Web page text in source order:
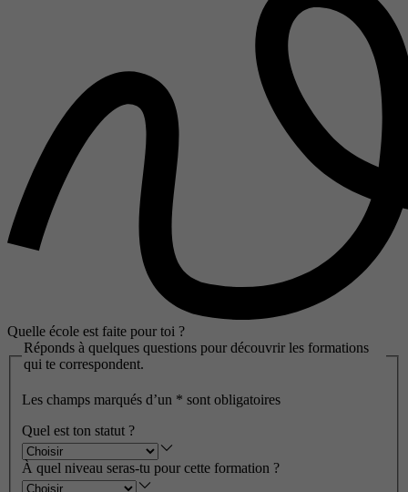
Quelle école est faite pour toi ?
Réponds à quelques questions pour découvrir les formations
qui te correspondent.
Les champs marqués d’un * sont obligatoires
Quel est ton statut ?
À quel niveau seras-tu pour cette formation ?